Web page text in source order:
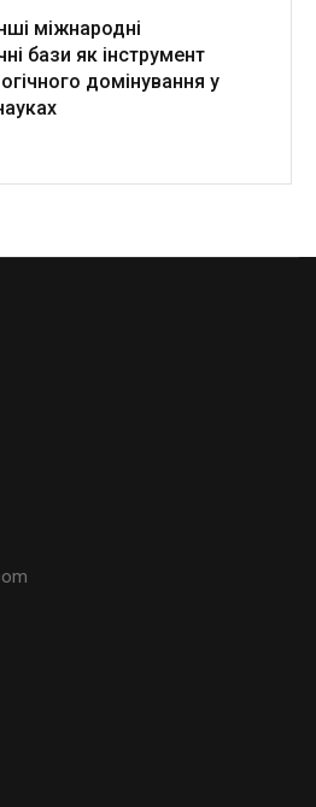
міжнародні
бази як інструмент
домінування у